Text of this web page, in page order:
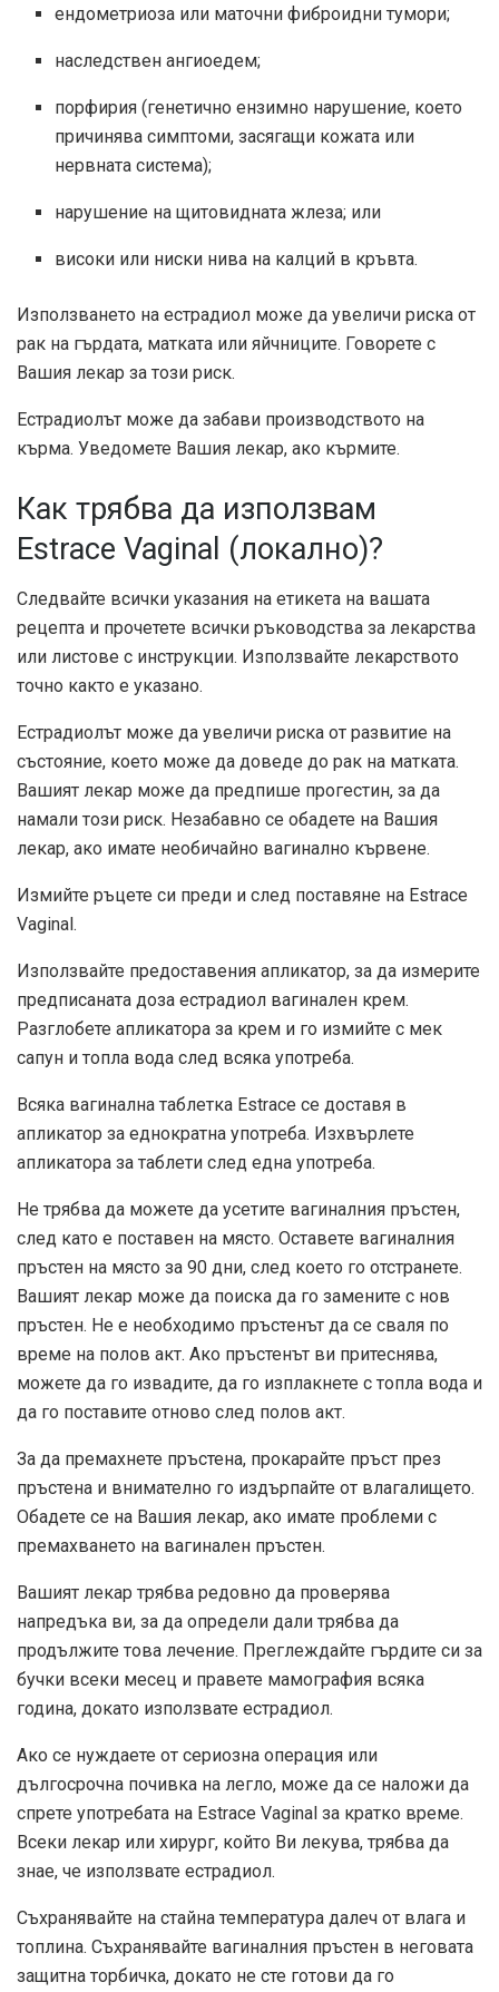
ендометриоза или маточни фиброидни тумори;
наследствен ангиоедем;
порфирия (генетично ензимно нарушение, което
причинява симптоми, засягащи кожата или
нервната система);
нарушение на щитовидната жлеза; или
високи или ниски нива на калций в кръвта.
Използването на естрадиол може да увеличи риска от
рак на гърдата, матката или яйчниците. Говорете с
Вашия лекар за този риск.
Естрадиолът може да забави производството на
кърма. Уведомете Вашия лекар, ако кърмите.
Как трябва да използвам
Estrace Vaginal (локално)?
Следвайте всички указания на етикета на вашата
рецепта и прочетете всички ръководства за лекарства
или листове с инструкции. Използвайте лекарството
точно както е указано.
Естрадиолът може да увеличи риска от развитие на
състояние, което може да доведе до рак на матката.
Вашият лекар може да предпише прогестин, за да
намали този риск. Незабавно се обадете на Вашия
лекар, ако имате необичайно вагинално кървене.
Измийте ръцете си преди и след поставяне на Estrace
Vaginal.
Използвайте предоставения апликатор, за да измерите
предписаната доза естрадиол вагинален крем.
Разглобете апликатора за крем и го измийте с мек
сапун и топла вода след всяка употреба.
Всяка вагинална таблетка Estrace се доставя в
апликатор за еднократна употреба. Изхвърлете
апликатора за таблети след една употреба.
Не трябва да можете да усетите вагиналния пръстен,
след като е поставен на място. Оставете вагиналния
пръстен на място за 90 дни, след което го отстранете.
Вашият лекар може да поиска да го замените с нов
пръстен. Не е необходимо пръстенът да се сваля по
време на полов акт. Ако пръстенът ви притеснява,
можете да го извадите, да го изплакнете с топла вода и
да го поставите отново след полов акт.
За да премахнете пръстена, прокарайте пръст през
пръстена и внимателно го издърпайте от влагалището.
Обадете се на Вашия лекар, ако имате проблеми с
премахването на вагинален пръстен.
Вашият лекар трябва редовно да проверява
напредъка ви, за да определи дали трябва да
продължите това лечение. Преглеждайте гърдите си за
бучки всеки месец и правете мамография всяка
година, докато използвате естрадиол.
Ако се нуждаете от сериозна операция или
дългосрочна почивка на легло, може да се наложи да
спрете употребата на Estrace Vaginal за кратко време.
Всеки лекар или хирург, който Ви лекува, трябва да
знае, че използвате естрадиол.
Съхранявайте на стайна температура далеч от влага и
топлина. Съхранявайте вагиналния пръстен в неговата
защитна торбичка, докато не сте готови да го